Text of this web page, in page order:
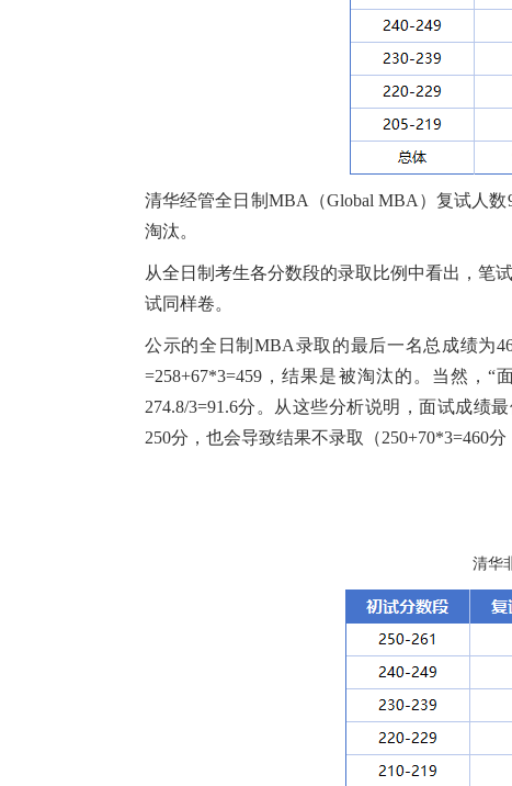
清华经管全日制MBA（Global MBA）复试人
淘汰。
从全日制考生各分数段的录取比例中看出，笔
试同样卷。
公示的全日制MBA录取的最后一名总成绩为
=258+67*3=459，结果是被淘汰的。当然，
274.8/3=91.6分。从这些分析说明，面试成绩
250分，也会导致结果不录取（250+70*3=460分
清华